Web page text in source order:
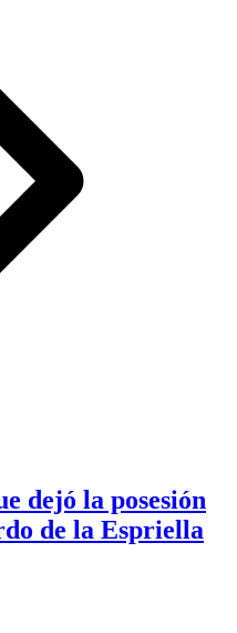
dejó la posesión
de la Espriella